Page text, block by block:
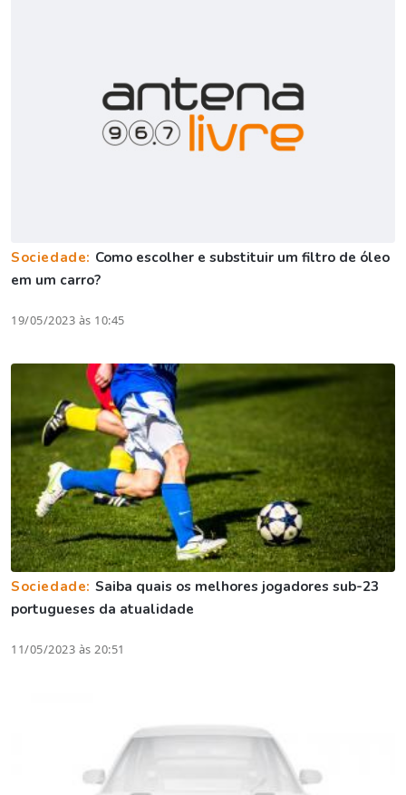
Sociedade: Como escolher e substituir um filtro de óleo
em um carro?
19/05/2023 às 10:45
Sociedade: Saiba quais os melhores jogadores sub-23
portugueses da atualidade
11/05/2023 às 20:51